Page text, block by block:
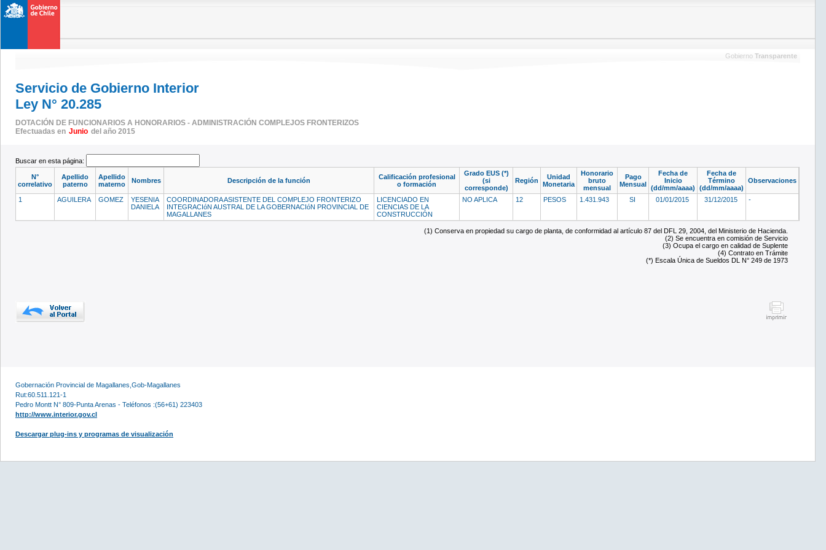
Gobierno Transparente
Servicio de Gobierno Interior
Ley N° 20.285
DOTACIÓN DE FUNCIONARIOS A HONORARIOS - ADMINISTRACIÓN COMPLEJOS FRONTERIZOS
Efectuadas en Junio del año 2015
Buscar en esta página:
N°
correlativo
Apellido
paterno
Apellido
materno
Nombres Descripción de la función
Calificación profesional
o formación
Grado EUS (*)
(si
corresponde)
Región
Unidad
Monetaria
Honorario
bruto
mensual
Pago
Mensual
Fecha de
Inicio
(dd/mm/aaaa)
Fecha de
Término
(dd/mm/aaaa)
Observaciones
1 AGUILERA GOMEZ
YESENIA
DANIELA
COORDINADORA ASISTENTE DEL COMPLEJO FRONTERIZO
INTEGRACIóN AUSTRAL DE LA GOBERNACIóN PROVINCIAL DE
MAGALLANES
LICENCIADO EN
CIENCIAS DE LA
CONSTRUCCIÓN
NO APLICA 12 PESOS 1.431.943 SI 01/01/2015 31/12/2015 -
(1) Conserva en propiedad su cargo de planta, de conformidad al artículo 87 del DFL 29, 2004, del Ministerio de Hacienda.
(2) Se encuentra en comisión de Servicio
(3) Ocupa el cargo en calidad de Suplente
(4) Contrato en Trámite
(*) Escala Única de Sueldos DL N° 249 de 1973
Gobernación Provincial de Magallanes,Gob-Magallanes
Rut:60.511.121-1
Pedro Montt N° 809-Punta Arenas - Teléfonos :(56+61) 223403
http://www.interior.gov.cl
Descargar plug-ins y programas de visualización